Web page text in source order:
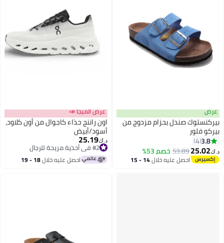
16
عرض
بيركنستوك صندل بحزام مزدوج من
بيركو فلور
3.8
4
د.ك‏25.02
53.89خصم 53%
احصل عليه خلال 14 - 15
عرض الميجا 📣
اون راننج حذاء كاجوال من أون كلاود،
أسود/أبيض
د.ك‏25.19
#2 في أحذية مريحة للرجال
#2 في أحذية مريحة للرجال احصل عليه خلال 18 - 19